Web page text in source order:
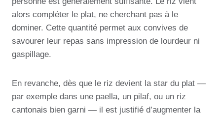
alors compléter le plat, ne cherchant pas à le
dominer. Cette quantité permet aux convives de
savourer leur repas sans impression de lourdeur ni
gaspillage.
En revanche, dès que le riz devient la star du plat —
par exemple dans une paella, un pilaf, ou un riz
cantonais bien garni — il est justifié d’augmenter la